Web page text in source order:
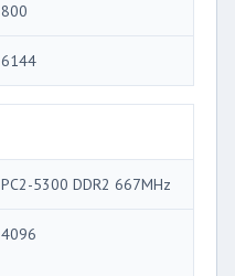
800
6144
PC2-5300 DDR2 667MHz
4096